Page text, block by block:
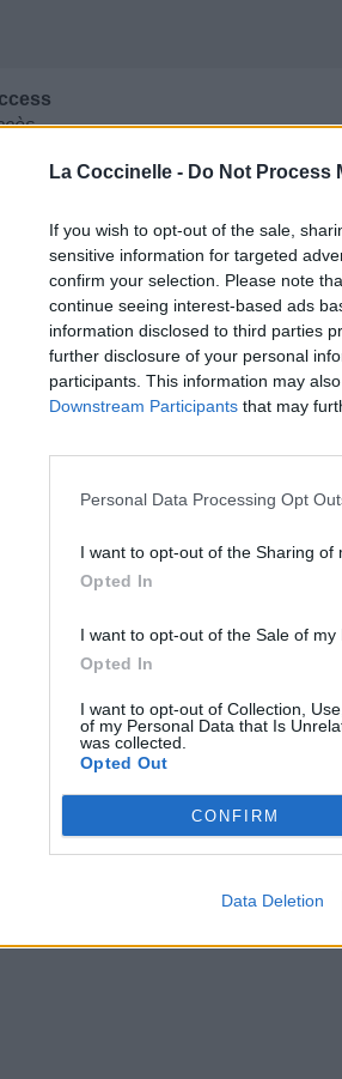
La Coccinelle - Do Not Process
If you wish to opt-out of the sale,
sensitive information for targeted
confirm your selection. Please note
continue seeing interest-based ads
information disclosed to third parties
further disclosure of your personal
participants. This information may
Downstream Participants that may
Personal Data Processing Opt
I want to opt-out of the Sharing of
Opted In
I want to opt-out of the Sale of my
Opted In
I want to opt-out of Collection,
of my Personal Data that Is
was collected.
Opted Out
CONFIRM
Data Deletion
going
fait disparaître
done
fait
de tout le monde
des riches
it.
going
fait disparaître